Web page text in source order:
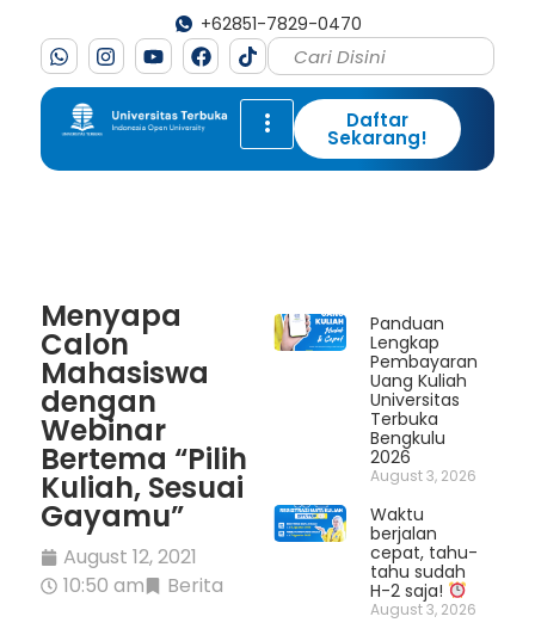
+62851-7829-0470
Daftar
Sekarang!
Menyapa
Calon
Mahasiswa
dengan
Webinar
Bertema “Pilih
Kuliah, Sesuai
Gayamu”
August 12, 2021
10:50 am
Berita
Panduan
Lengkap
Pembayaran
Uang Kuliah
Universitas
Terbuka
Bengkulu
2026
August 3, 2026
Waktu
berjalan
cepat, tahu-
tahu sudah
H-2 saja!
August 3, 2026